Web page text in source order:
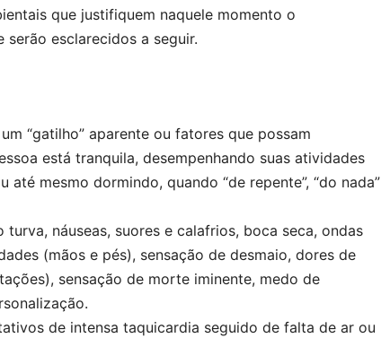
que justifiquem naquele momento o
serão esclarecidos a seguir.
“gatilho” aparente ou fatores que possam
está tranquila, desempenhando suas atividades
mesmo dormindo, quando “de repente”, “do nada”
náuseas, suores e calafrios, boca seca, ondas
(mãos e pés), sensação de desmaio, dores de
sensação de morte iminente, medo de
de intensa taquicardia seguido de falta de ar ou